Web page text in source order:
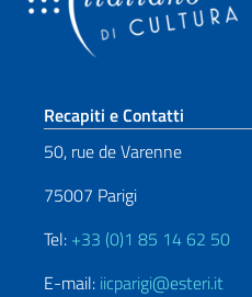
Sezione footer
Recapiti e Contatti
50, rue de Varenne
75007 Parigi
Tel: +33 (0)1 85 14 62 50
E-mail: iicparigi@esteri.it